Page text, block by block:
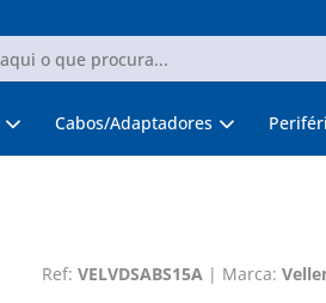
Cabos/Adaptadores
Ref: VELVDSABS15A| Marca: